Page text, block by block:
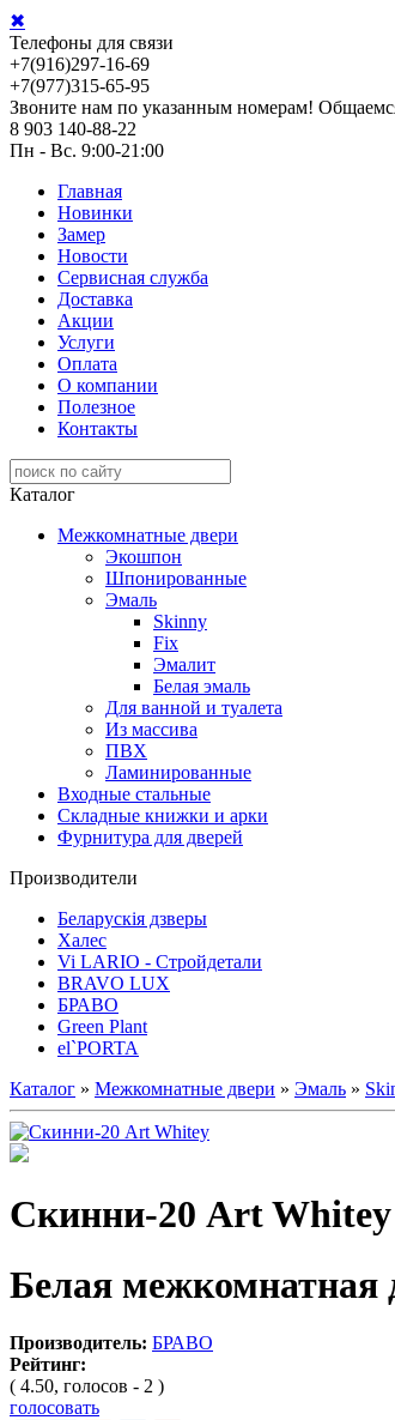
✖
Телефоны для связи
+7(916)297-16-69
+7(977)315-65-95
Звоните нам по указанным номерам!
8 903 140-88-22
Пн - Вс. 9:00-21:00
Главная
Новинки
Замер
Новости
Сервисная служба
Доставка
Акции
Услуги
Оплата
О компании
Полезное
Контакты
Каталог
Межкомнатные двери
Экошпон
Шпонированные
Эмаль
Skinny
Fix
Эмалит
Белая эмаль
Для ванной и туалета
Из массива
ПВХ
Ламинированные
Входные стальные
Складные книжки и арки
Фурнитура для дверей
Производители
Беларускія дзверы
Халес
Vi LARIO - Стройдетали
BRAVO LUX
БРАВО
Green Plant
el`PORTA
Каталог » Межкомнатные двери » Эмаль »
Скинни-20 Аrt Whitey
Белая межкомнатная
Производитель: БРАВО
Рейтинг:
( 4.50, голосов - 2 )
голосовать